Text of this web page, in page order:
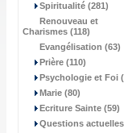
Spiritualité (281)
Renouveau et
Charismes (118)
Evangélisation (63)
Prière (110)
Psychologie et Foi
Marie (80)
Ecriture Sainte (59)
Questions actuelles